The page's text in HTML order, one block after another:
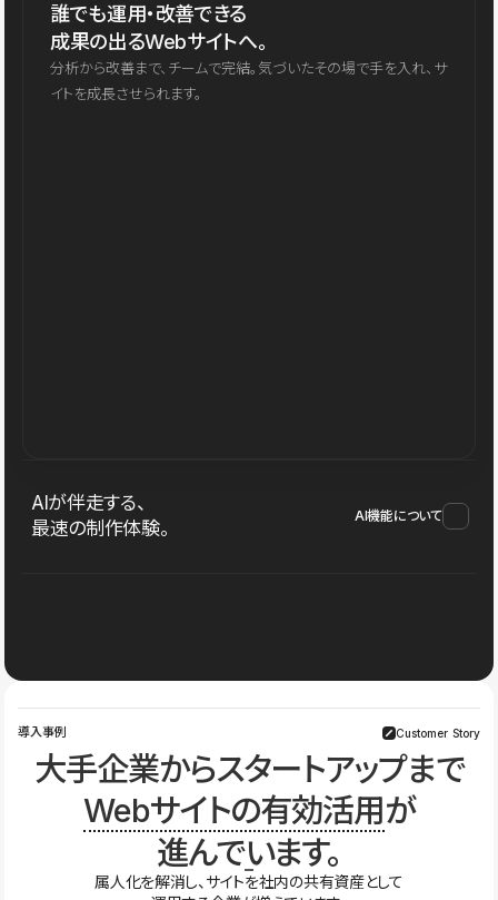
誰でも運用・改善できる
成果の出るWebサイトへ。
分析から改善まで、チームで完結。気づいたその場で手を入れ、サ
イトを成長させられます。
AIが伴走する、
最速の制作体験。
AI機能について
導入事例 Customer Story
大手企業からスタートアップまで
Webサイトの有効活用が
進んでいます。
属人化を解消し、サイトを社内の共有資産として